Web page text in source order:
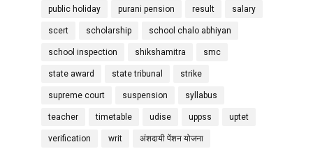
public holiday purani pension result salary
scert scholarship school chalo abhiyan
school inspection shikshamitra smc
state award state tribunal strike
supreme court suspension syllabus
teacher timetable udise uppss uptet
verification writ अंशदायी पेंशन योजना